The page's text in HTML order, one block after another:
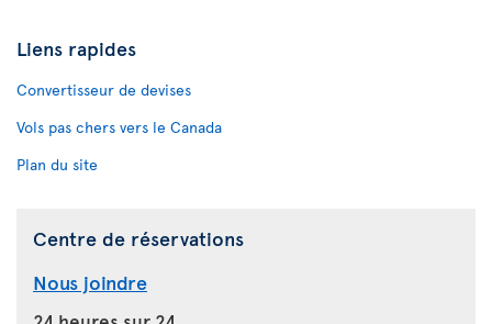
Liens rapides
Convertisseur de devises
Vols pas chers vers le Canada
Plan du site
Centre de réservations
Nous joindre